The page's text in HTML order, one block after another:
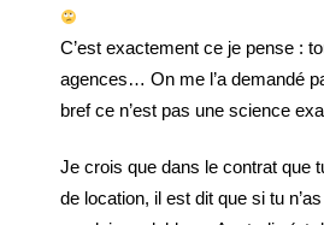
C’est exactement ce je pense :
agences… On me l’a demandé
bref ce n’est pas une science
Je crois que dans le contrat que
de location, il est dit que si tu